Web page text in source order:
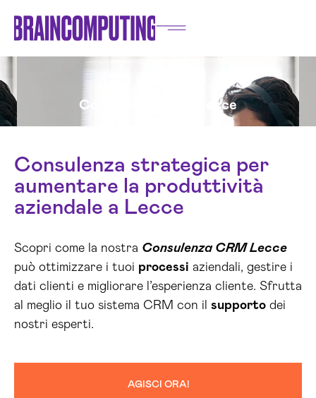
Consulenza CRM Lecce
Consulenza strategica per
aumentare la produttività
aziendale a Lecce
Scopri come la nostra Consulenza CRM Lecce
può ottimizzare i tuoi processi aziendali, gestire i
dati clienti e migliorare l’esperienza cliente. Sfrutta
al meglio il tuo sistema CRM con il supporto dei
nostri esperti.
AGISCI ORA!